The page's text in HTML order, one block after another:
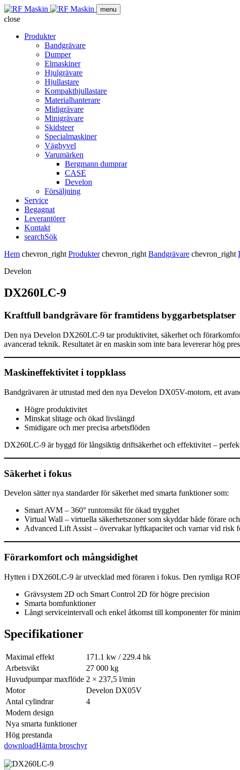
menu
close
Produkter
Bandgrävare
Dumper
Elmaskiner
Hjulgrävare
Hjullastare
Kompakthjullastare
Materialhanterare
Midigrävare
Minigrävare
Skidsteer
Specialmaskiner
Väghyvel
Varumärken
Bergmann dumprar
CASE
Develon
Försäljning
Service
Begagnat
Leverantörer
Kontakt
searchSök
Hem chevron_right Produkter chevron_right Bandgrävare chevron_right
Develon
DX260LC-9
Kraftfull bandgrävare för framtidens byggarbetsplatser
Den nya Develon DX260LC-9 tar produktivitet, säkerhet och
avancerad teknik. Resultatet är en maskin som inte bara levererar hög
Maskineffektivitet i toppklass
Bandgrävaren är utrustad med den nya Develon DX05V-motorn, ett
Högre produktivitet
Minskat slitage och ökad livslängd
Smidigare och mer precisa arbetsflöden
DX260LC-9 är byggd för långsiktig driftsäkerhet och effektivitet –
Säkerhet i fokus
Develon sätter nya standarder för säkerhet med smarta funktioner som:
Smart AVM – 360° runtomsikt för ökad trygghet
Virtual Wall – virtuella säkerhetszoner som skyddar både förare
Advanced Lift Assist – övervakar lyftkapacitet och varnar vid risk
Förarkomfort och mångsidighet
Hytten i DX260LC-9 är utvecklad med föraren i fokus. Den rymliga
Grävsystem 2D och Smart Control 2D för högre precision
Smarta bomfunktioner
Långt serviceintervall och enkel åtkomst till komponenter för
Specifikationer
Maximal effekt
171.1 kw / 229.4 hk
Arbetsvikt
27 000 kg
Huvudpumpar maxflöde 2 × 237,5 l/min
Motor
Develon DX05V
Antal cylindrar
4
Modern design
Nya smarta funktioner
Hög prestanda
downloadHämta broschyr